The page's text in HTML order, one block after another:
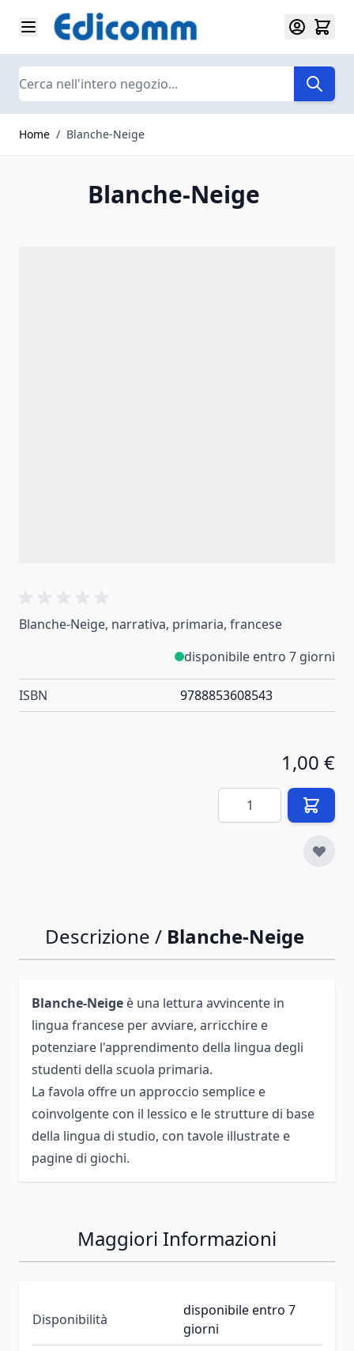
Salta al contenuto
Search
Home / Blanche-Neige
Blanche-Neige
Blanche-Neige, narrativa, primaria, francese
disponibile entro 7 giorni
ISBN 9788853608543
1,00 €
Quantità
Descrizione / Blanche-Neige
Blanche-Neige è una lettura avvincente in
lingua francese per avviare, arricchire e
potenziare l'apprendimento della lingua degli
studenti della scuola primaria.
La favola offre un approccio semplice e
coinvolgente con il lessico e le strutture di base
della lingua di studio, con tavole illustrate e
pagine di giochi.
Maggiori Informazioni
Disponibilità
disponibile entro 7
giorni